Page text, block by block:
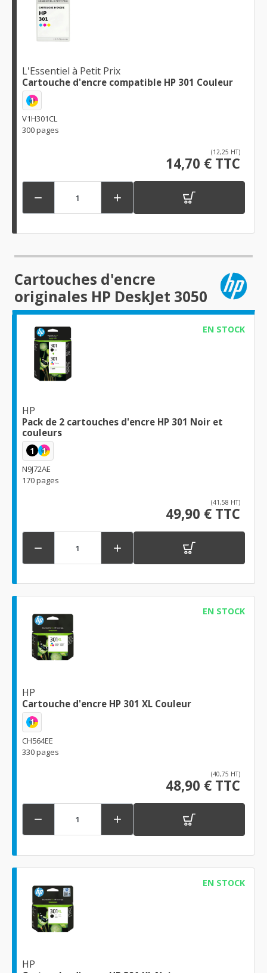
L'Essentiel à Petit Prix
Cartouche d'encre compatible HP 301 Couleur
1
V1H301CL
300 pages
(12,25 HT)
14,70 € TTC
 
Cartouches d'encre
originales HP DeskJet 3050
EN STOCK
HP
Pack de 2 cartouches d'encre HP 301 Noir et
couleurs
1 1
N9J72AE
170 pages
(41,58 HT)
49,90 € TTC
 
EN STOCK
HP
Cartouche d'encre HP 301 XL Couleur
1
CH564EE
330 pages
(40,75 HT)
48,90 € TTC
 
EN STOCK
HP